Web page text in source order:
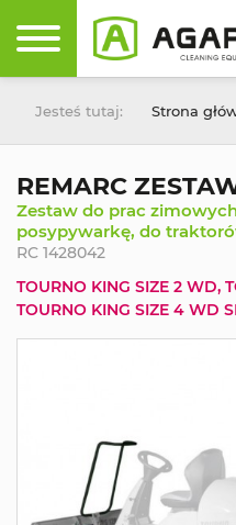
Jesteś tutaj: Strona
REMARC
Zestaw do prac
posypywarkę, do
RC 1428042
TOURNO KING SIZE 2 WD,
TOURNO KING SIZE 4 WD